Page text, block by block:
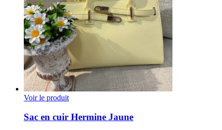
Voir le produit
Sac en cuir Hermine Jaune